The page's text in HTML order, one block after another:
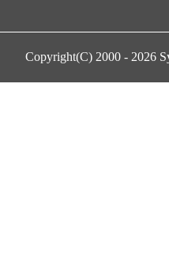
Copyright(C) 2000 - 2026